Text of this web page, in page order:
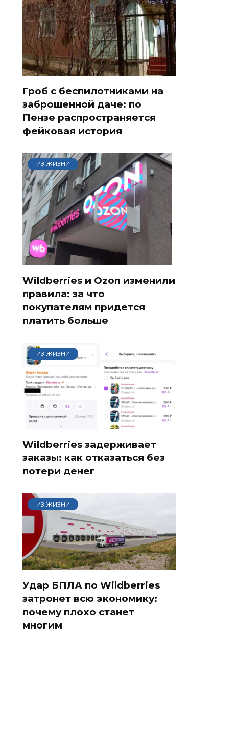
Гроб с беспилотниками на
заброшенной даче: по
Пензе распространяется
фейковая история
ИЗ ЖИЗНИ
Wildberries и Ozon изменили
правила: за что
покупателям придется
платить больше
ИЗ ЖИЗНИ
Wildberries задерживает
заказы: как отказаться без
потери денег
ИЗ ЖИЗНИ
Удар БПЛА по Wildberries
затронет всю экономику:
почему плохо станет
многим